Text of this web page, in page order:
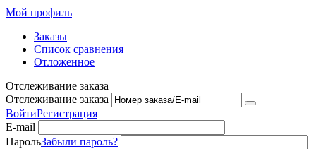
Мой профиль
Заказы
Список сравнения
Отложенное
Отслеживание заказа
Отслеживание заказа
ВойтиРегистрация
E-mail
ПарольЗабыли пароль?